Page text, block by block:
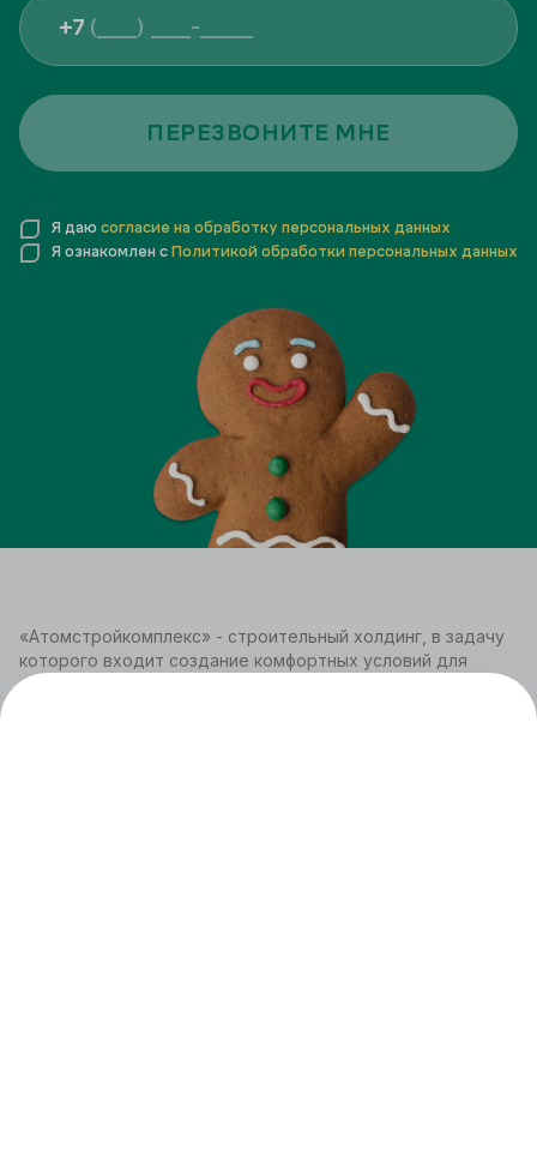
+7
ПЕРЕЗВОНИТЕ МНЕ
Я даю согласие на обработку персональных данных
Я ознакомлен с Политикой обработки персональных данных
«Атомстройкомплекс» - строительный холдинг, в задачу
которого входит создание комфортных условий для
жителей современного города. Обратившись к нам,